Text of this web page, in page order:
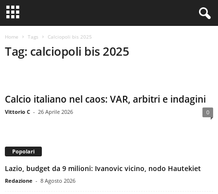
Home Tags Calciopoli bis 2025
Tag: calciopoli bis 2025
Calcio italiano nel caos: VAR, arbitri e indagini
Vittorio C - 26 Aprile 2026 0
Popolari
Lazio, budget da 9 milioni: Ivanovic vicino, nodo Hautekiet
Redazione - 8 Agosto 2026